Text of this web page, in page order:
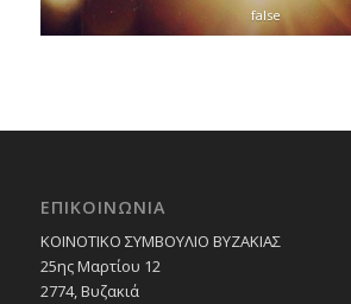
false
ΕΠΙΚΟΙΝΩΝΙΑ
ΚΟΙΝΟΤΙΚΟ ΣΥΜΒΟΥΛΙΟ ΒΥΖΑΚΙΑΣ
25ης Μαρτίου 12
2774, Βυζακιά